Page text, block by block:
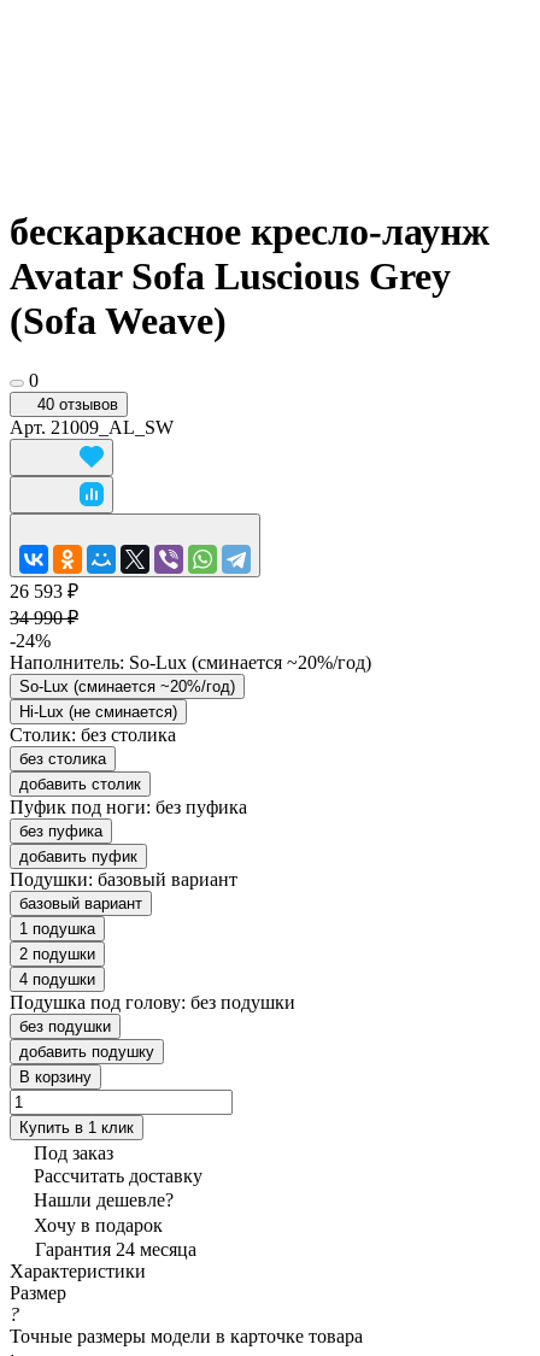
бескаркасное кресло-лаунж
Avatar Sofa Luscious Grey
(Sofa Weave)
0
40 отзывов
Арт. 21009_AL_SW
26 593 ₽
34 990 ₽
-24%
Наполнитель: So-Lux (cминается ~20%/год)
So-Lux (cминается ~20%/год)
Hi-Lux (не сминается)
Столик: без столика
без столика
добавить столик
Пуфик под ноги: без пуфика
без пуфика
добавить пуфик
Подушки: базовый вариант
базовый вариант
1 подушка
2 подушки
4 подушки
Подушка под голову: без подушки
без подушки
добавить подушку
В корзину
Купить в 1 клик
Под заказ
Рассчитать доставку
Нашли дешевле?
Хочу в подарок
Гарантия 24 месяца
Характеристики
Размер
?
Точные размеры модели в карточке товара